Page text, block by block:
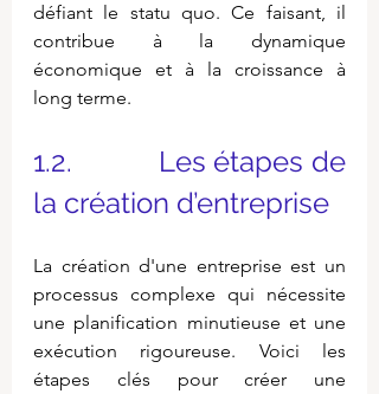
défiant le statu quo. Ce faisant, il
contribue à la dynamique
économique et à la croissance à
long terme.
1.2.           Les étapes de
la création d’entreprise
La création d'une entreprise est un
processus complexe qui nécessite
une planification minutieuse et une
exécution rigoureuse. Voici les
étapes clés pour créer une